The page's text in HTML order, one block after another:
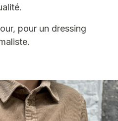
pour un dressing